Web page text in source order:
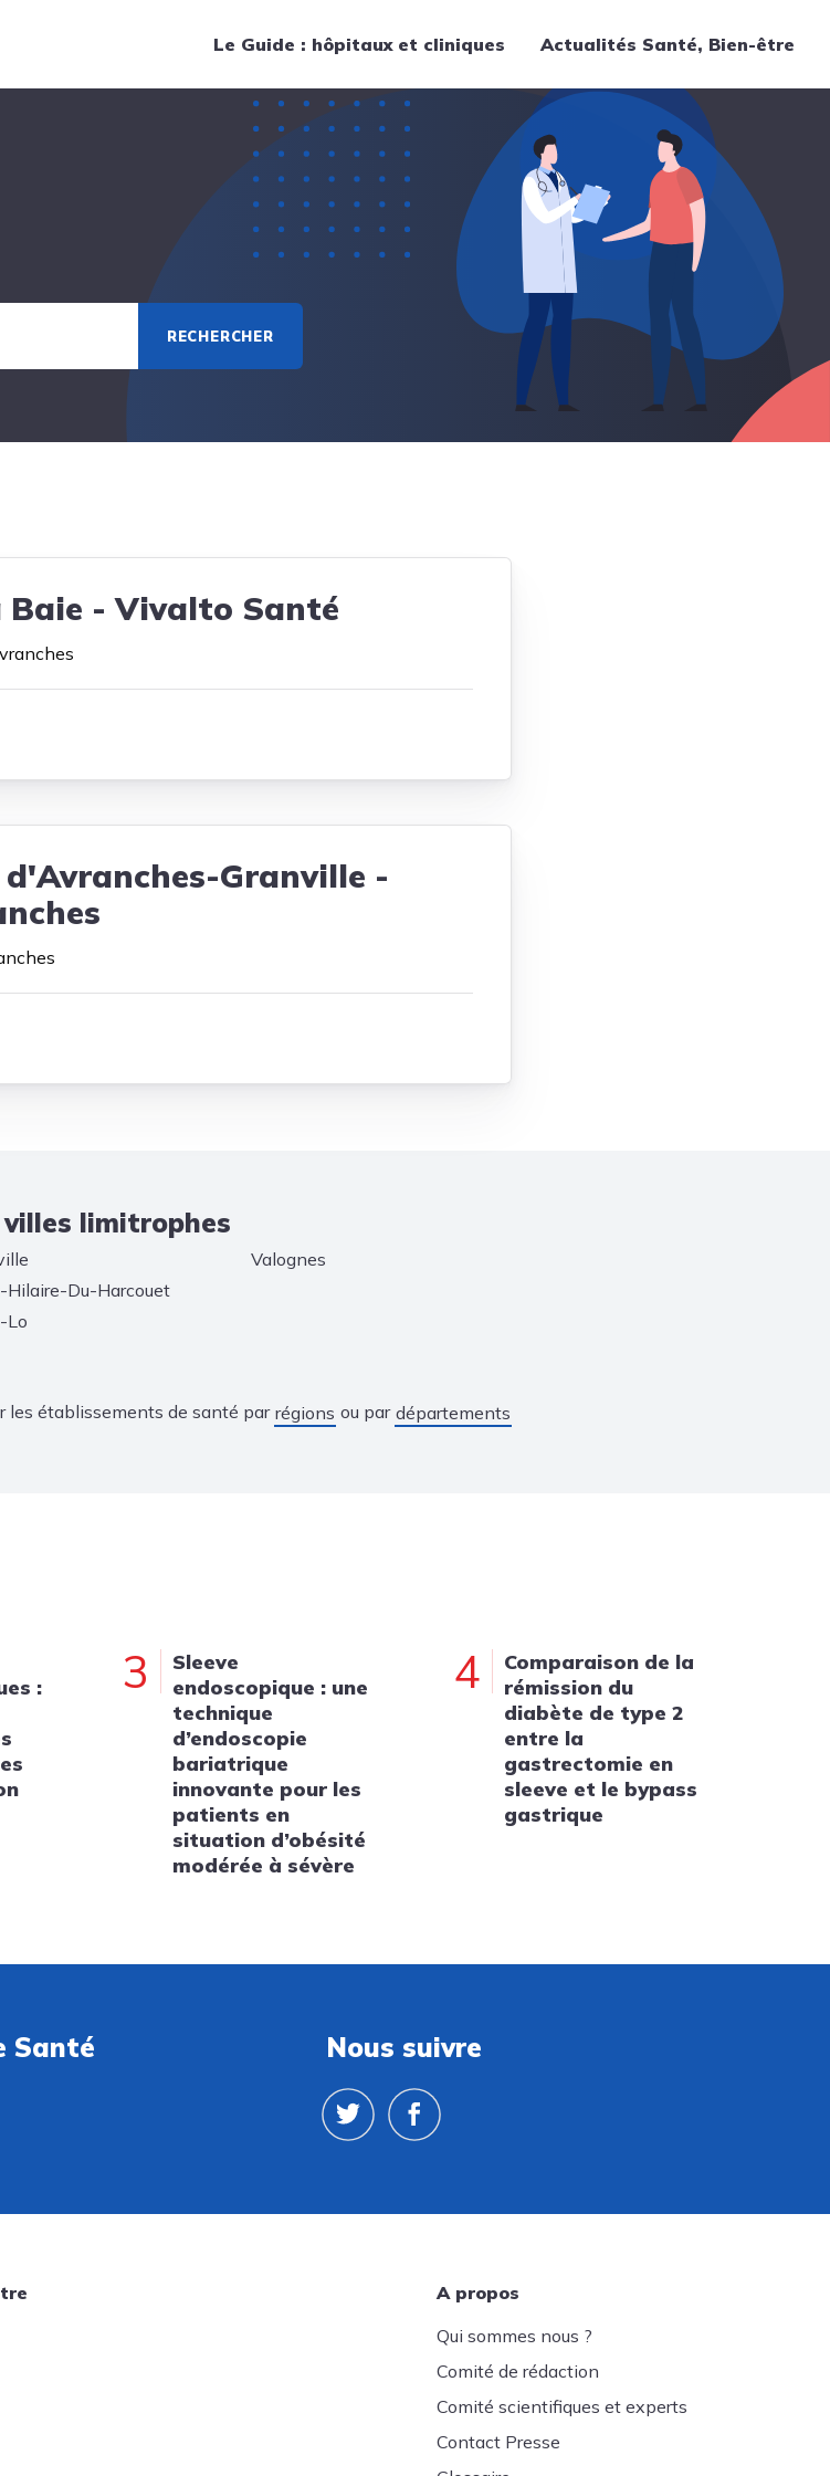
Le Guide : hôpitaux et cliniques Actualités Santé, Bien-être
Thématiques
Cancer
Nutrition
Chirurgie
Forme et bien-être
Gériatrie
Hôpitaux
Médecine
Médicaments
RECHERCHER
- Vivalto Santé
Granville -
limitrophes
Hilaire-Du-Harcouet
Lo
Valognes
les établissements de santé par régions ou par départements
:
3
Sleeve
endoscopique : une
technique
d’endoscopie
bariatrique
innovante pour les
patients en
situation d’obésité
modérée à sévère
4
Comparaison de la
rémission du
diabète de type 2
entre la
gastrectomie en
sleeve et le bypass
gastrique
Santé Nous suivre
A propos
Qui sommes nous ?
Comité de rédaction
Comité scientifiques et experts
Contact Presse